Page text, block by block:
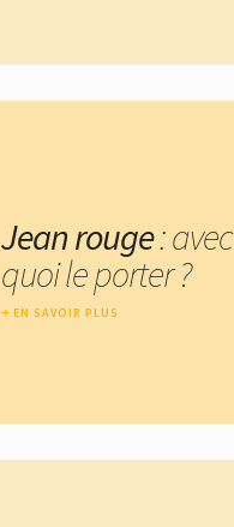
Jean rouge: avec
quoi le porter ?
EN SAVOIR PLUS